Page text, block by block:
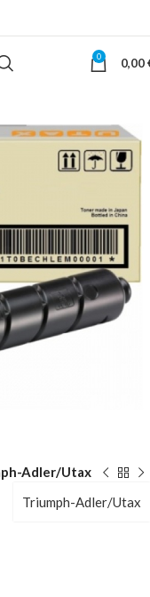
0 0,00
Adler/Utax
Triumph-Adler/Utax